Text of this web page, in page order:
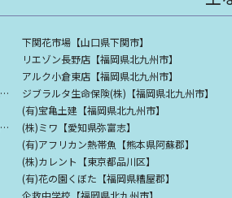
下関花市場【山口県下関市】
リエゾン長野店【福岡県北九州市】
アルク小倉東店【福岡県北九州市】
第一生命保険(株)北九州総合支社【福岡県北九州市】
ジブラルタ生命保険(株)【福岡県北九州市】
(有)宝亀土建【福岡県北九州市】
(有)フィッシュマンインターナショナル【福岡県北九州市】
(株)ミワ【愛知県弥富志】
(有)アフリカン熱帯魚【熊本県阿蘇郡】
(株)カレント【東京都品川区】
(有)花の園くぼた【福岡県糟屋郡】
企救中学校【福岡県北九州市】